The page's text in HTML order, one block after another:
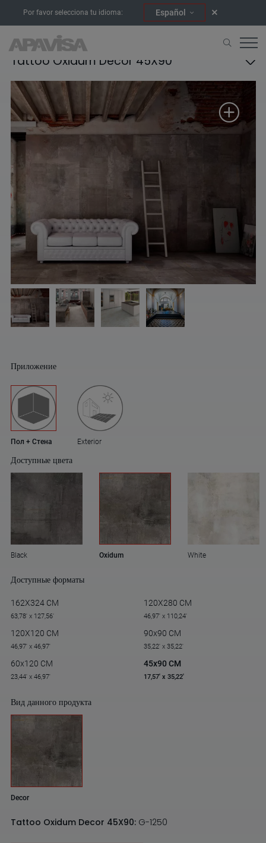
Por favor selecciona tu idioma: Español
Tattoo Oxidum Decor 45X90
Приложение
Пол + Стена Exterior
Доступные цвета
Black Oxidum White
Доступные форматы
162X324 CM
63,78' x 127,56'
120X280 CM
46,97' x 110,24'
120X120 CM
46,97' x 46,97'
90x90 CM
35,22' x 35,22'
60x120 CM
23,44' x 46,97'
45x90 CM
17,57' x 35,22'
Вид данного продукта
Decor
Tattoo Oxidum Decor 45X90: G-1250